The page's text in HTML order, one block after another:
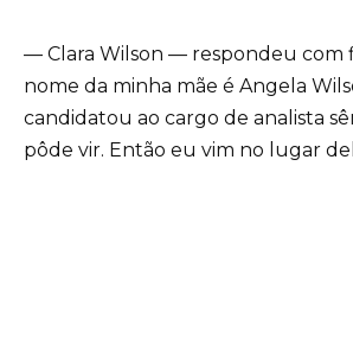
— Clara Wilson — respondeu com
nome da minha mãe é Angela
candidatou ao cargo de analista
pôde vir. Então eu vim no lugar